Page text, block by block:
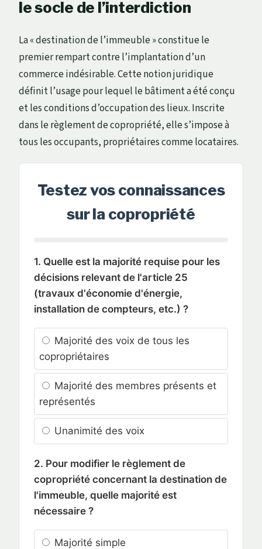
le socle de l’interdiction
La « destination de l’immeuble » constitue le
premier rempart contre l’implantation d’un
commerce indésirable. Cette notion juridique
définit l’usage pour lequel le bâtiment a été conçu
et les conditions d’occupation des lieux. Inscrite
dans le règlement de copropriété, elle s’impose à
tous les occupants, propriétaires comme locataires.
Testez vos connaissances
sur la copropriété
1. Quelle est la majorité requise pour les
décisions relevant de l'article 25
(travaux d'économie d'énergie,
installation de compteurs, etc.) ?
Majorité des voix de tous les
copropriétaires
Majorité des membres présents et
représentés
Unanimité des voix
2. Pour modifier le règlement de
copropriété concernant la destination de
l'immeuble, quelle majorité est
nécessaire ?
Majorité simple